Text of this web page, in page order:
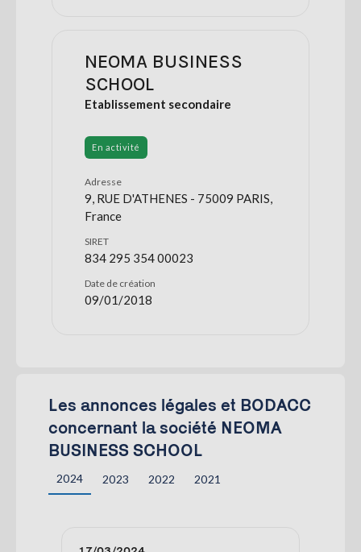
NEOMA BUSINESS
SCHOOL
Etablissement secondaire
En activité
Adresse
9, RUE D'ATHENES - 75009 PARIS,
France
SIRET
834 295 354 00023
Date de création
09/01/2018
Les annonces légales et BODACC
concernant la société NEOMA
BUSINESS SCHOOL
2024 2023 2022 2021